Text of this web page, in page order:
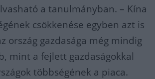
a tanulmányban. – Kína
csökkenése egyben azt is
ország gazdasága még mindig
mint a fejlett gazdaságokkal
többségének a piaca.